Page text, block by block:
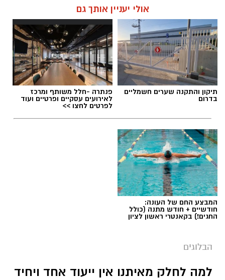
אולי יעניין אותך גם
תיקון והתקנה שערים חשמליים
בדרום
פנתרה -חלל משותף ומרכז
לאירועים עסקיים ופרטיים ועוד
לפרטים לחצו >>
המבצע החם של העונה:
חודשיים + חודש מתנה (כולל
החגים!) בקאנטרי ראשון לציון
הבלוגים
למה לחלק מאיתנו אין ייעוד אחד ויחיד